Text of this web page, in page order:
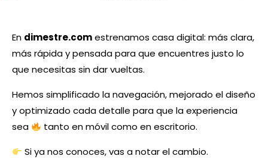
En dimestre.comestrenamos casa digital: más clara,
más rápida y pensada para que encuentres justo lo
que necesitas sin dar vueltas.
Hemos simplificado la navegación, mejorado el diseño
y optimizado cada detalle para que la experiencia
sea
tanto en móvil como en escritorio.
Si ya nos conoces, vas a notar el cambio.